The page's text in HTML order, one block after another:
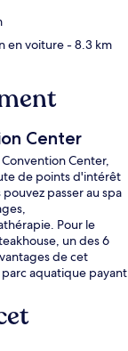
en voiture- 8.3 km
Center
Center,
de points d'intérêt
passer au spa
Pour le
un des 6
de cet
aquatique payant
autres voyageurs.